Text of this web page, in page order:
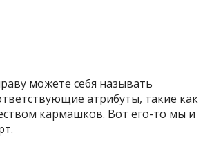
можете себя называть
атрибуты, такие как
кармашков. Вот его-то мы и